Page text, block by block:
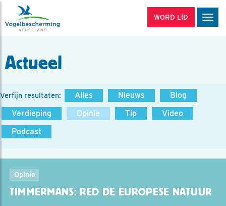
WORD LID
Actueel
Verfijn resultaten: Alles Nieuws
Blog
Verdieping
Opinie Tip
Video
Podcast
Opinie
TIMMERMANS: RED DE EUROPESE NATUUR